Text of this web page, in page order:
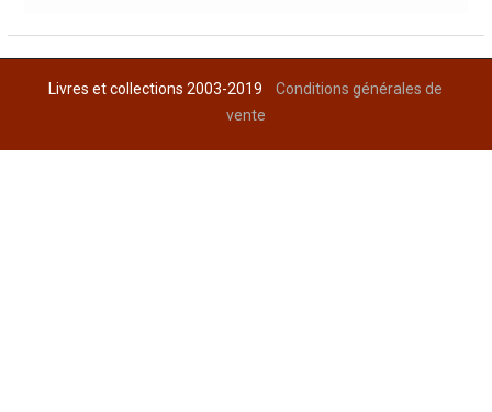
Livres et collections 2003-2019Conditions générales de
vente